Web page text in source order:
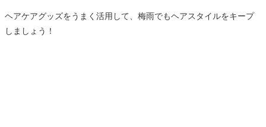
ヘアケアグッズをうまく活用して、梅雨でもヘアスタイルをキープ
しましょう！